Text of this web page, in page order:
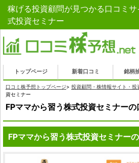
稼げる投資顧問が見つかる口コミ
式投資セミナー
トップページ 新着口コミ 銘柄
口コミ株予想トップページ> 投資顧問・株情報サイト・投
資セミナー
FPママから習う株式投資セミナー
FPママから習う株式投資セミナー